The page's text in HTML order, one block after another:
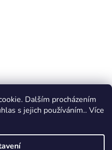
Dalším procházením
s jejich používáním.. Více
Shoptet